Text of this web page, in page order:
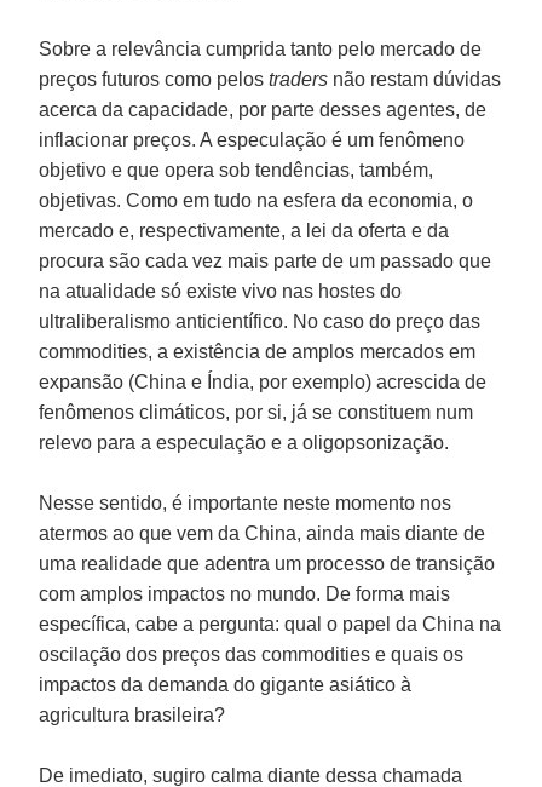
Sobre a relevância cumprida tanto pelo mercado de
preços futuros como pelostraders não restam dúvidas
acerca da capacidade, por parte desses agentes, de
inflacionar preços. A especulação é um fenômeno
objetivo e que opera sob tendências, também,
objetivas. Como em tudo na esfera da economia, o
mercado e, respectivamente, a lei da oferta e da
procura são cada vez mais parte de um passado que
na atualidade só existe vivo nas hostes do
ultraliberalismo anticientífico. No caso do preço das
commodities, a existência de amplos mercados em
expansão (China e Índia, por exemplo) acrescida de
fenômenos climáticos, por si, já se constituem num
relevo para a especulação e a oligopsonização.
Nesse sentido, é importante neste momento nos
atermos ao que vem da China, ainda mais diante de
uma realidade que adentra um processo de transição
com amplos impactos no mundo. De forma mais
específica, cabe a pergunta: qual o papel da China na
oscilação dos preços das commodities e quais os
impactos da demanda do gigante asiático à
agricultura brasileira?
De imediato, sugiro calma diante dessa chamada